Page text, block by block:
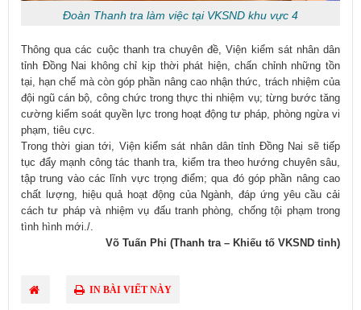
Đoàn Thanh tra làm việc tại VKSND khu vực 4
Thông qua các cuộc thanh tra chuyên đề, Viện kiểm sát nhân dân
tỉnh Đồng Nai không chỉ kịp thời phát hiện, chấn chỉnh những tồn
tại, hạn chế mà còn góp phần nâng cao nhận thức, trách nhiệm của
đội ngũ cán bộ, công chức trong thực thi nhiệm vụ; từng bước tăng
cường kiểm soát quyền lực trong hoạt động tư pháp, phòng ngừa vi
phạm, tiêu cực.
Trong thời gian tới, Viện kiểm sát nhân dân tỉnh Đồng Nai sẽ tiếp
tục đẩy mạnh công tác thanh tra, kiểm tra theo hướng chuyên sâu,
tập trung vào các lĩnh vực trọng điểm; qua đó góp phần nâng cao
chất lượng, hiệu quả hoạt động của Ngành, đáp ứng yêu cầu cải
cách tư pháp và nhiệm vụ đấu tranh phòng, chống tội phạm trong
tình hình mới./.
Võ Tuấn Phi (Thanh tra – Khiếu tố VKSND tỉnh)
IN BÀI VIẾT NÀY